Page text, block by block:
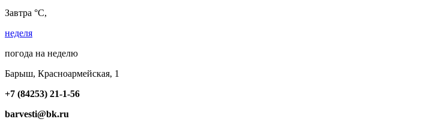
Завтра °C,
неделя
погода на неделю
Барыш, Красноармейская, 1
+7 (84253) 21-1-56
barvesti@bk.ru